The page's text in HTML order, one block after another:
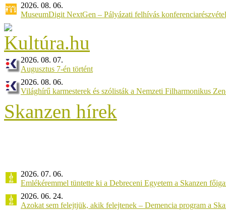
2026. 08. 06.
MuseumDigit NextGen – Pályázati felhívás
2026. 08. 07.
Augusztus 7-én történt
2026. 08. 06.
Világhírű karmesterek és szólisták a Nemzeti Filharmonikus
Skanzen hírek
2026. 07. 06.
Emlékéremmel tüntette ki a Debreceni Egyetem a Skanzen
2026. 06. 24.
Azokat sem felejtjük, akik felejtenek – Demencia program a